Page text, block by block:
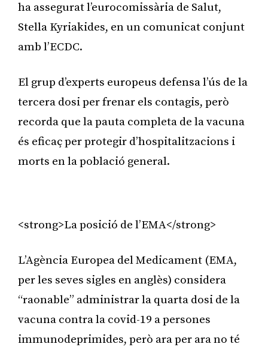
ha assegurat l’eurocomissària de Salut,
Stella Kyriakides, en un comunicat conjunt
amb l’ECDC.
El grup d’experts europeus defensa l’ús de la
tercera dosi per frenar els contagis, però
recorda que la pauta completa de la vacuna
és eficaç per protegir d’hospitalitzacions i
morts en la població general.
<strong>La posició de l’EMA</strong>
L’Agència Europea del Medicament (EMA,
per les seves sigles en anglès) considera
“raonable” administrar la quarta dosi de la
vacuna contra la covid-19 a persones
immunodeprimides, però ara per ara no té